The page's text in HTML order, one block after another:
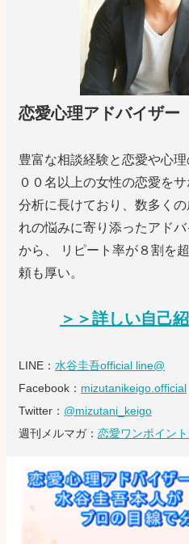
恋愛心理アドバイザ
豊富な相談経験と恋愛や心
００名以上の女性の恋愛を
分析に長けており、数多く
れの悩みに寄り添ったアド
から、 リピート率が８割を
頼も厚い。
＞＞詳しい自己
LINE： 水谷圭吾official line@
Facebook： mizutanikeigo.official
Twitter： @mizutani_keigo
週刊メルマガ： 恋愛ワンポイン